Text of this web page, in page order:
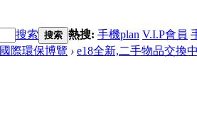
搜索 搜索 熱搜: 手機plan V.I.P會員
國際環保博覽 › e18全新,二手物品交換